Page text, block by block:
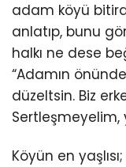
adam köyü
anlatıp, bunu
halkı ne dese
“Adamın
düzeltsin. Biz
Sertleşmeyelim,
Köyün en